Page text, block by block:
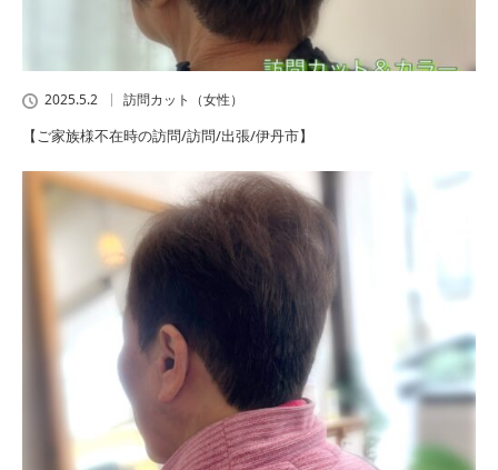
2025.5.2 訪問カット（女性）
【ご家族様不在時の訪問/訪問/出張/伊丹市】